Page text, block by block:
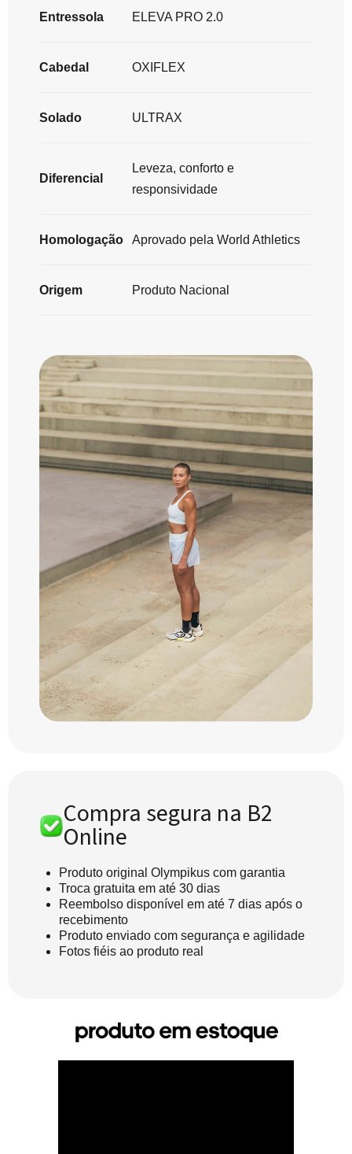
Entressola ELEVA PRO 2.0
Cabedal OXIFLEX
Solado ULTRAX
Diferencial
Leveza, conforto e
responsividade
Homologação Aprovado pela World Athletics
Origem Produto Nacional
Compra segura na B2
Online
Produto original Olympikus com garantia
Troca gratuita em até 30 dias
Reembolso disponível em até 7 dias após o
recebimento
Produto enviado com segurança e agilidade
Fotos fiéis ao produto real